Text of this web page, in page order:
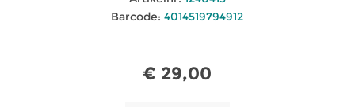
Barcode: 4014519794912
€ 29,00